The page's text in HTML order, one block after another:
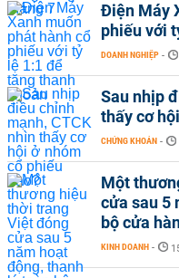
Điện Máy
phiếu với
DOANH NGHIỆP -
Sau nhịp
thấy cơ
CHỨNG KHOÁN -
Một
cửa sau 5
bộ cửa
KINH DOANH -